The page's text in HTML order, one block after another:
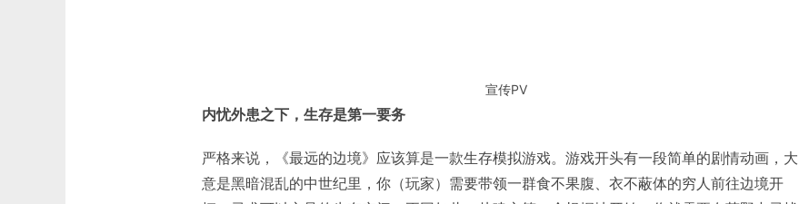
宣传PV
内忧外患之下，生存是第一要务
严格来说，《最远的边境》应该算是一款生存模拟游戏。游戏开头有一段简单的剧情动画，大
意是黑暗混乱的中世纪里，你（玩家）需要带领一群食不果腹、衣不蔽体的穷人前往边境开